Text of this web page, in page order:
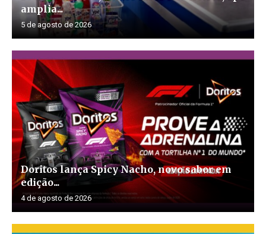
amplia...
5 de agosto de 2026
Doritos lança Spicy Nacho, novo sabor em
edição...
4 de agosto de 2026